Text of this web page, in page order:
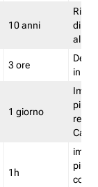
10 anni
di
3 ore
in
1 giorno
più
1h
più